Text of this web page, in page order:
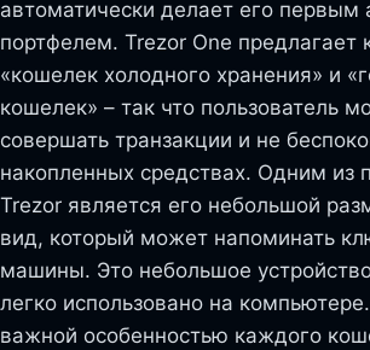
автоматически делает его первым
портфелем. Trezor One предлагает
«кошелек холодного хранения» и
кошелек» – так что пользователь
совершать транзакции и не
накопленных средствах. Одним из
Trezor является его небольшой
вид, который может напоминать
машины. Это небольшое
легко использовано на
важной особенностью каждого